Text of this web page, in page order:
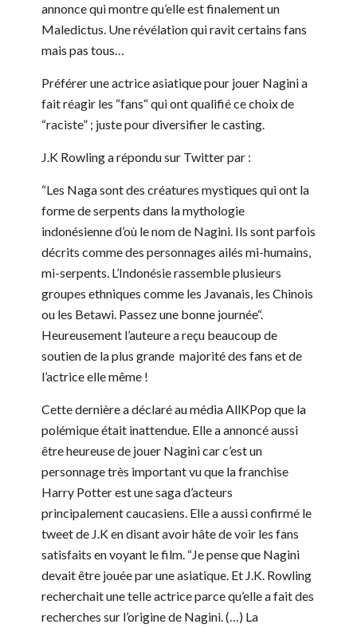
annonce qui montre qu’elle est finalement un
Maledictus. Une révélation qui ravit certains fans
mais pas tous…
Préférer une actrice asiatique pour jouer Nagini a
fait réagir les “fans“ qui ont qualifié ce choix de
“raciste” ; juste pour diversifier le casting.
J.K Rowling a répondu sur Twitter par :
“Les Naga sont des créatures mystiques qui ont la
forme de serpents dans la mythologie
indonésienne d’où le nom de Nagini. Ils sont parfois
décrits comme des personnages ailés mi-humains,
mi-serpents. L’Indonésie rassemble plusieurs
groupes ethniques comme les Javanais, les Chinois
ou les Betawi. Passez une bonne journée“.
Heureusement l’auteure a reçu beaucoup de
soutien de la plus grande majorité des fans et de
l’actrice elle même !
Cette dernière a déclaré au média AllKPop que la
polémique était inattendue. Elle a annoncé aussi
être heureuse de jouer Nagini car c’est un
personnage très important vu que la franchise
Harry Potter est une saga d’acteurs
principalement caucasiens. Elle a aussi confirmé le
tweet de J.K en disant avoir hâte de voir les fans
satisfaits en voyant le film. “Je pense que Nagini
devait être jouée par une asiatique. Et J.K. Rowling
recherchait une telle actrice parce qu’elle a fait des
recherches sur l’origine de Nagini. (…) La